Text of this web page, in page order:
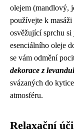
olejem (mandlový,
používejte k
osvěžující sprchu
esenciálního oleje
se vám odmění
dekorace z
svázaných do
atmosféru.
Relaxační